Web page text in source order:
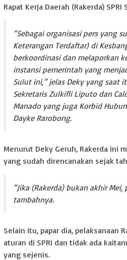
Rapat Kerja Daerah (Rakerda) SPRI
“Sebagai organisasi pers yang
Keterangan Terdaftar) di
berkoordinasi dan melaporkan
instansi pemerintah yang
Sulut ini,” jelas Deky yang saat
Sekretaris Zulkifli Liputo dan
Manado yang juga Korbid
Dayke Rarobong.
Menurut Deky Geruh, Rakerda ini
yang sudah direncanakan sejak
“Jika (Rakerda) bukan akhir
tambahnya.
Selain itu, papar dia, pelaksanaan
aturan di SPRI dan tidak ada
yang sejenis.